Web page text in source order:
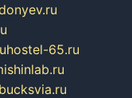
hostel-65.ru